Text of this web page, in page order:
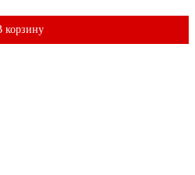
корзину